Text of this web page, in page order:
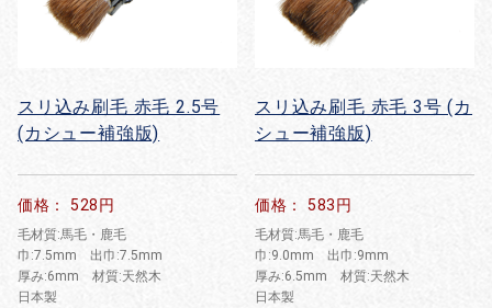
スリ込み刷毛 赤毛 2.5号
(カシュー補強版)
価格： 528円
毛材質:馬毛・鹿毛
巾:7.5mm 出巾:7.5mm
厚み:6mm 材質:天然木
日本製
スリ込み刷毛 赤毛 3号 (カ
シュー補強版)
価格： 583円
毛材質:馬毛・鹿毛
巾:9.0mm 出巾:9mm
厚み:6.5mm 材質:天然木
日本製